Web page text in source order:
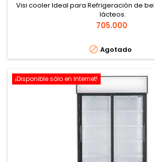
Visi cooler Ideal para Refrigeración de
lácteos.
Precio
705.000
 Agotado
¡Disponible sólo en Internet!